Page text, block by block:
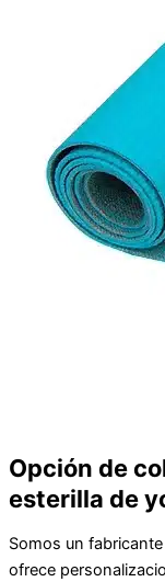
Opción de
esterilla de
Somos un
ofrece